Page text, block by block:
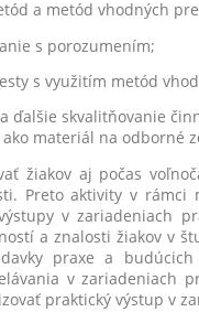
a metód vhodných
s porozumením;
s využitím metód
skvalitňovanie
materiál na odborné
aj počas
Preto aktivity v
v zariadeniach
a znalosti žiakov v
praxe a budúcich
v zariadeniach
praktický výstup v